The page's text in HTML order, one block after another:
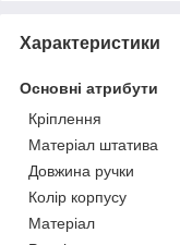
Характеристики
Основні атрибути
Кріплення
Матеріал штатива
Довжина ручки
Колір корпусу
Матеріал